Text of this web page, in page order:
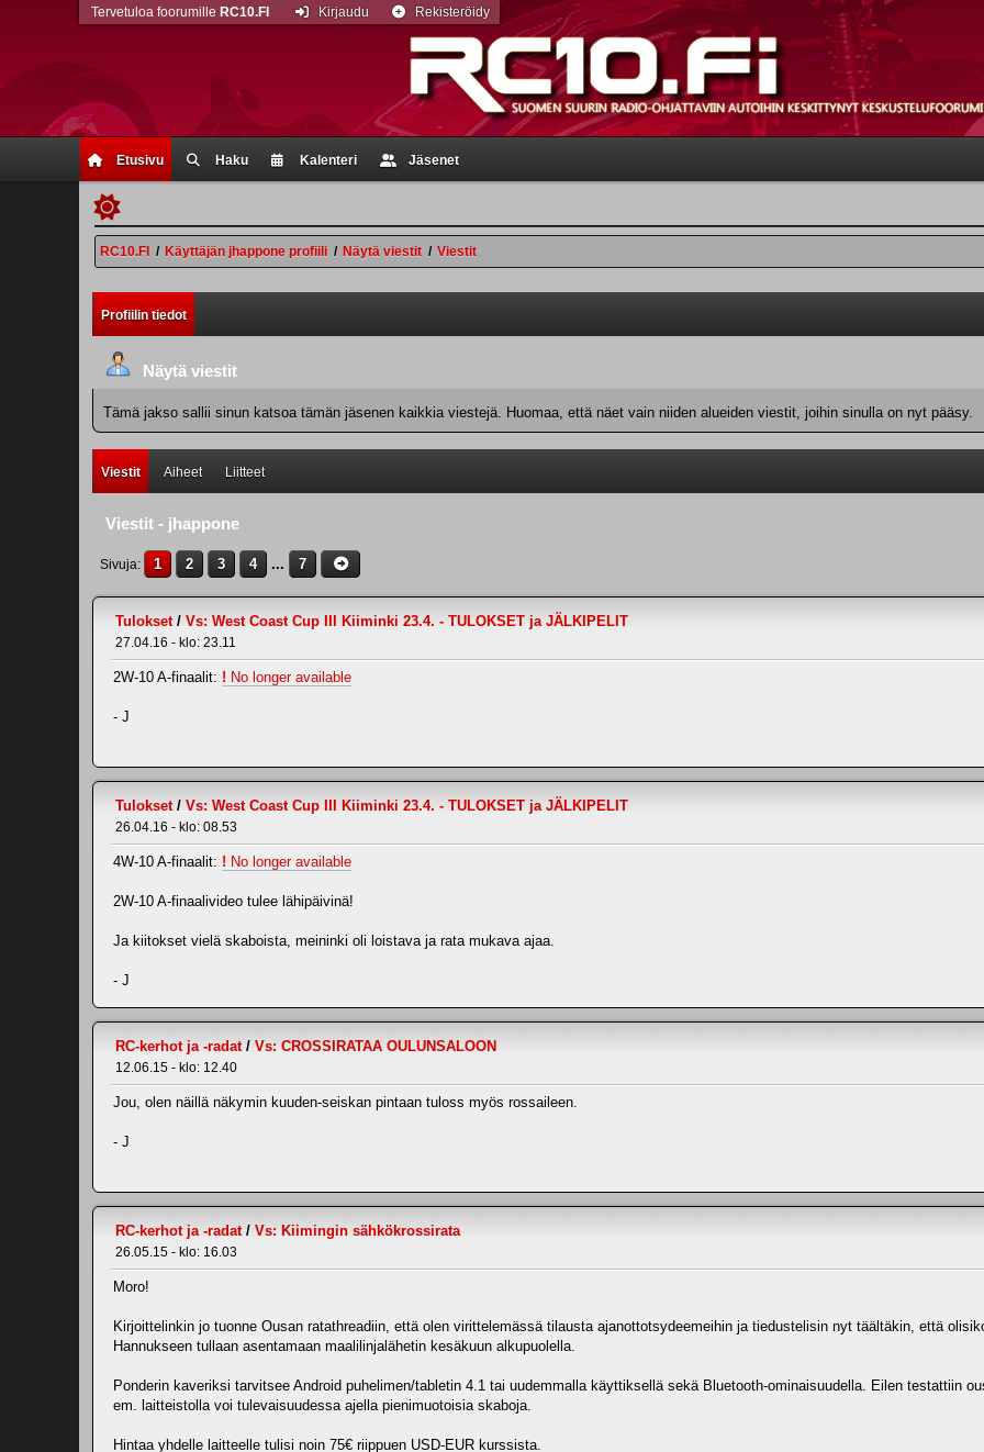
Etusivu Haku Kalenteri Jäsenet
Tervetuloa foorumille RC10.FI Kirjaudu Rekisteröidy
RC10.FI / Käyttäjän jhappone profiili / Näytä viestit / Viestit
Profiilin tiedot
Näytä viestit
Tämä jakso sallii sinun katsoa tämän jäsenen kaikkia viestejä. Huomaa, että näet vain niiden alueiden viestit, joihin sinulla on nyt pääsy.
Viestit Aiheet Liitteet
Viestit - jhappone
Sivuja 1 2 3 4 ... 7
Tulokset/ Vs: West Coast Cup III Kiiminki 23.4. - TULOKSET ja JÄLKIPELIT
27.04.16 - klo: 23.11
2W-10 A-finaalit: ! No longer available
- J
Tulokset/ Vs: West Coast Cup III Kiiminki 23.4. - TULOKSET ja JÄLKIPELIT
26.04.16 - klo: 08.53
4W-10 A-finaalit: ! No longer available
2W-10 A-finaalivideo tulee lähipäivinä!
Ja kiitokset vielä skaboista, meininki oli loistava ja rata mukava ajaa.
- J
RC-kerhot ja -radat/ Vs: CROSSIRATAA OULUNSALOON
12.06.15 - klo: 12.40
Jou, olen näillä näkymin kuuden-seiskan pintaan tuloss myös rossaileen.
- J
RC-kerhot ja -radat/ Vs: Kiimingin sähkökrossirata
26.05.15 - klo: 16.03
Moro!
Kirjoittelinkin jo tuonne Ousan ratathreadiin, että olen virittelemässä tilausta ajanottotsydeemeihin ja tiedustelisin nyt täältäkin, että
Hannukseen tullaan asentamaan maalilinjalähetin kesäkuun alkupuolella.
Ponderin kaveriksi tarvitsee Android puhelimen/tabletin 4.1 tai uudemmalla käyttiksellä sekä Bluetooth-ominaisuudella. Eilen testattiin
em. laitteistolla voi tulevaisuudessa ajella pienimuotoisia skaboja.
Hintaa yhdelle laitteelle tulisi noin 75€ riippuen USD-EUR kurssista.